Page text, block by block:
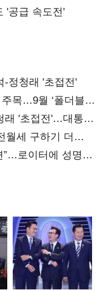
'공급 속도전'
-정청래 '초접전'
주목…9월 ‘폴더블
래 '초접전'…대통령
월세 구하기 더
”…로이터에 성명